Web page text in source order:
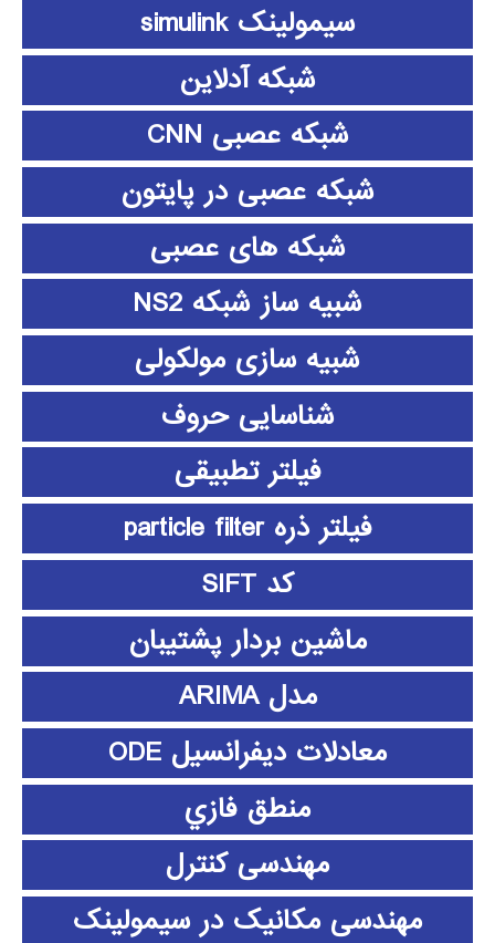
سیمولینک simulink
شبکه آدلاین
شبکه عصبی CNN
شبکه عصبی در پایتون
شبکه های عصبی
شبیه ساز شبکه NS2
شبیه سازی مولکولی
شناسایی حروف
فیلتر تطبیقی
فیلتر ذره particle filter
کد SIFT
ماشین بردار پشتیبان
مدل ARIMA
معادلات دیفرانسیل ODE
منطق فازي
مهندسی کنترل
مهندسی مکانیک در سیمولینک